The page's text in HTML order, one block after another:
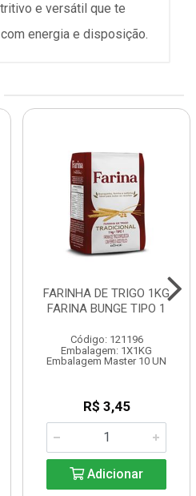
e versátil que te
energia e disposição.
FARINHA DE TRIGO 1KG
FARINA BUNGE TIPO 1
Código: 121196
Embalagem: 1X1KG
Embalagem Master 10 UN
R$ 3,45
Adicionar